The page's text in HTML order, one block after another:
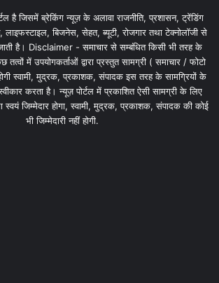
है जिसमें ब्रेकिंग न्यूज़ के अलावा राजनीति, प्रशासन, ट्रेंडिंग
बिजनेस, सेहत, ब्यूटी, रोजगार तथा टेक्नोलॉजी से
है। Disclaimer - समाचार से सम्बंधित किसी भी तरह के
में उपयोगकर्ताओं द्वारा प्रस्तुत सामग्री ( समाचार / फोटो
स्वामी, मुद्रक, प्रकाशक, संपादक इस तरह के सामग्रियों के
करता है। न्यूज़ पोर्टल में प्रकाशित ऐसी सामग्री के लिए
स्वयं जिम्मेदार होगा, स्वामी, मुद्रक, प्रकाशक, संपादक की कोई
भी जिम्मेदारी नहीं होगी.